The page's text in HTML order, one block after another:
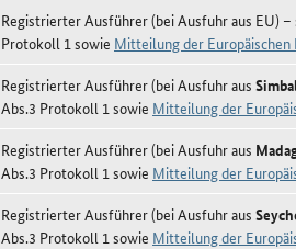
Registrierter Ausführer (bei Ausfuhr aus EU)
Protokoll 1 sowie Mitteilung der Europäischen
Registrierter Ausführer (bei Ausfuhr aus
Abs.3 Protokoll 1 sowie Mitteilung der
Registrierter Ausführer (bei Ausfuhr aus
Abs.3 Protokoll 1 sowie Mitteilung der
Registrierter Ausführer (bei Ausfuhr aus
Abs.3 Protokoll 1 sowie Mitteilung der